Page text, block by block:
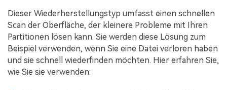
Dieser Wiederherstellungstyp umfasst einen schnellen
Scan der Oberfläche, der kleinere Probleme mit Ihren
Partitionen lösen kann. Sie werden diese Lösung zum
Beispiel verwenden, wenn Sie eine Datei verloren haben
und sie schnell wiederfinden möchten. Hier erfahren Sie,
wie Sie sie verwenden: